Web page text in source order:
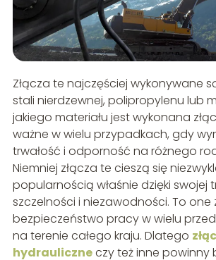
Złącza te najczęściej wykonywane
stali nierdzewnej, polipropylenu lub
jakiego materiału jest wykonana
ważne w wielu przypadkach, gdy
trwałość i odporność na różnego
Niemniej złącza te cieszą się
popularnością właśnie dzięki swojej
szczelności i niezawodności. To
bezpieczeństwo pracy w wielu
na terenie całego kraju. Dlatego
hydrauliczneczy też inne powinny